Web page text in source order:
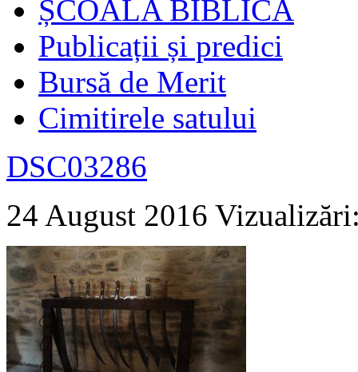
ȘCOALA BIBLICĂ
Publicații și predici
Bursă de Merit
Cimitirele satului
DSC03286
24 August 2016